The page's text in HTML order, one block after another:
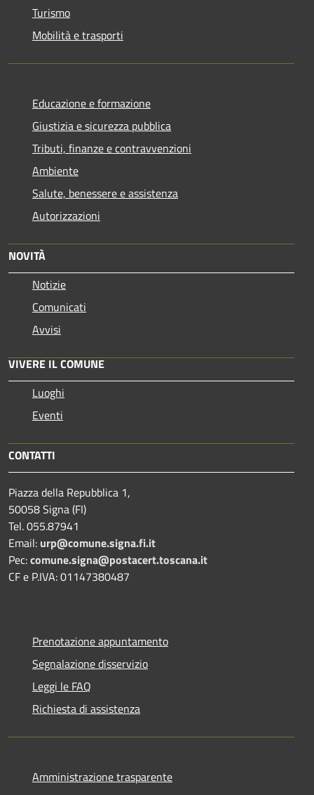
Turismo
Mobilità e trasporti
Educazione e formazione
Giustizia e sicurezza pubblica
Tributi, finanze e contravvenzioni
Ambiente
Salute, benessere e assistenza
Autorizzazioni
NOVITÀ
Notizie
Comunicati
Avvisi
VIVERE IL COMUNE
Luoghi
Eventi
CONTATTI
Piazza della Repubblica 1,
50058 Signa (FI)
Tel. 055.87941
Email: urp@comune.signa.fi.it
Pec:comune.signa@postacert.toscana.it
CF e P.IVA: 01147380487
Prenotazione appuntamento
Segnalazione disservizio
Leggi le FAQ
Richiesta di assistenza
Amministrazione trasparente